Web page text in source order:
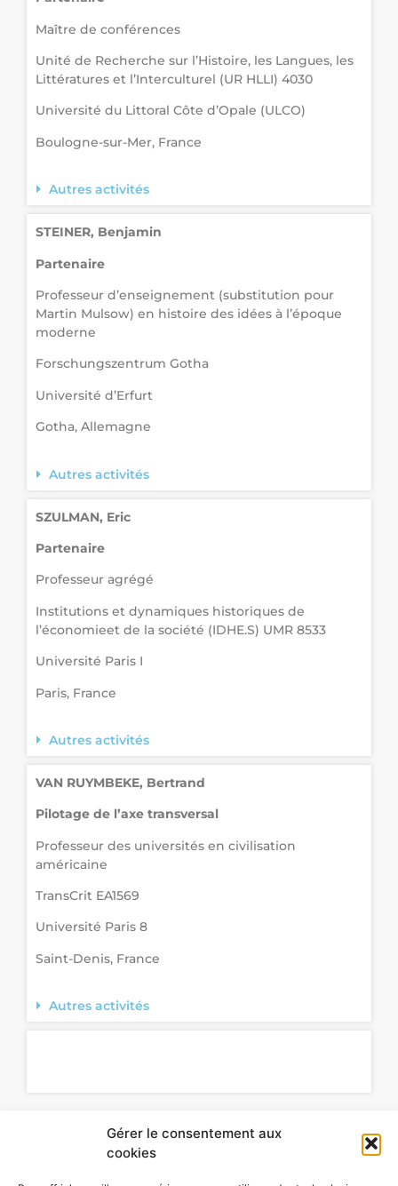
Gérer le consentement aux
cookies
Maître de conférences
Unité de Recherche sur l’Histoire, les Langues, les
Littératures et l’Interculturel (UR HLLI) 4030
Université du Littoral Côte d’Opale (ULCO)
Boulogne-sur-Mer, France
Autres activités
STEINER, Benjamin
Partenaire
Professeur d’enseignement (substitution pour
Martin Mulsow) en histoire des idées à l’époque
moderne
Forschungszentrum Gotha
Université d’Erfurt
Gotha, Allemagne
Autres activités
SZULMAN, Eric
Partenaire
Professeur agrégé
Institutions et dynamiques historiques de
l’économieet de la société (IDHE.S) UMR 8533
Université Paris I
Paris, France
Autres activités
VAN RUYMBEKE, Bertrand
Pilotage de l’axe transversal
Professeur des universités en civilisation
américaine
TransCrit EA1569
Université Paris 8
Saint-Denis, France
Autres activités